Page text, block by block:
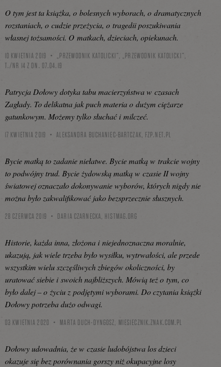
O tym jest ta książka, o bolesnych wyborach, o dramatycznych
rozstaniach, o cudzie przeżycia, o tragedii poszukiwania
własnej tożsamości. O matkach, dzieciach, opiekunach.
10 KWIETNIA 2019
„PRZEWODNIK KATOLICKI”, „PRZEWODNIK KATOLICKI”,
T./NR 14 Z DN. 07.04.19
Patrycja Dołowy dotyka tabu macierzyństwa w czasach
Zagłady. To delikatna jak puch materia o dużym ciężarze
gatunkowym. Możemy tylko słuchać i milczeć.
17 KWIETNIA 2019 ALEKSANDRA BUCHANIEC-BARTCZAK, FZP.NET.PL
Bycie matką to zadanie niełatwe. Bycie matką w trakcie wojny
to podwójny trud. Bycie żydowską matką w czasie II wojny
światowej oznaczało dokonywanie wyborów, których nigdy nie
można było zakwalifikować jako bezsprzecznie słusznych.
28 CZERWCA 2019 DARIA CZARNECKA, HISTMAG.ORG
Historie, każda inna, złożona i niejednoznaczna moralnie,
ukazują, jak wiele trzeba było wysiłku, wytrwałości, ale przede
wszystkim wielu szczęśliwych zbiegów okoliczności, by
uratować siebie i swoich najbliższych. Mówią też o tym, co
było dalej – o życiu z podjętymi wyborami. Do czytania książki
Dołowy potrzeba dużo odwagi.
03 KWIETNIA 2020 MARTA DUCH-DYNGOSZ, MIESIECZNIK.ZNAK.COM.PL
Dołowy udowadnia, że w czasie ludobójstwa los dzieci
okazuje się bez porównania gorszy niż okupacyjne losy